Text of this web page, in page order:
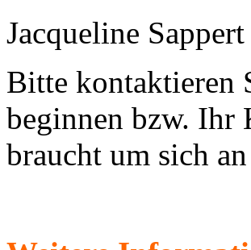
Jacqueline Sappert
Bitte kontaktieren
beginnen bzw. Ihr
braucht um sich